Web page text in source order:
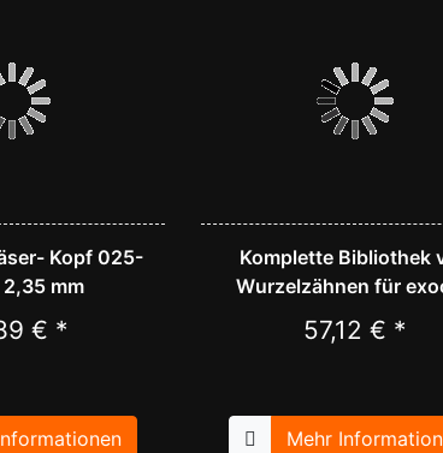
Kopf 025-
mm
€ *
Komplette Bibliothek
Wurzelzähnen für
57,12 € *
Mehr